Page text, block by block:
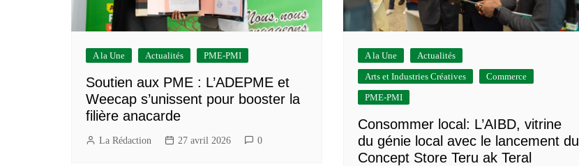
A la Une Actualités PME-PMI
Soutien aux PME : L’ADEPME et
Weecap s’unissent pour booster la
filière anacarde
La Rédaction 27 avril 2026 0
A la Une
Actualités
Arts et Industries Créatives
Commerce
PME-PMI
Consommer local: L’AIBD, vitrine
du génie local avec le lancement du
Concept Store Teru ak Teral